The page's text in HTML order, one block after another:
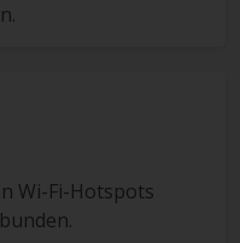
Wi-Fi-Hotspots